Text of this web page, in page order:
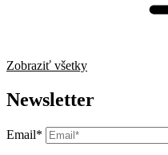
Zobraziť všetky
Newsletter
Email*